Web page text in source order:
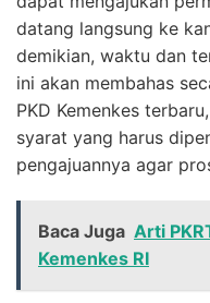
datang langsung ke
demikian, waktu dan
ini akan membahas
PKD Kemenkes
syarat yang harus
pengajuannya agar
Baca Juga Arti
Kemenkes RI